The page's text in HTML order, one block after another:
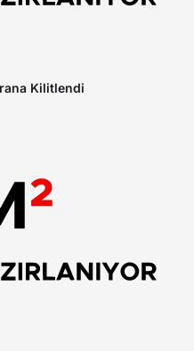
Kilitlendi